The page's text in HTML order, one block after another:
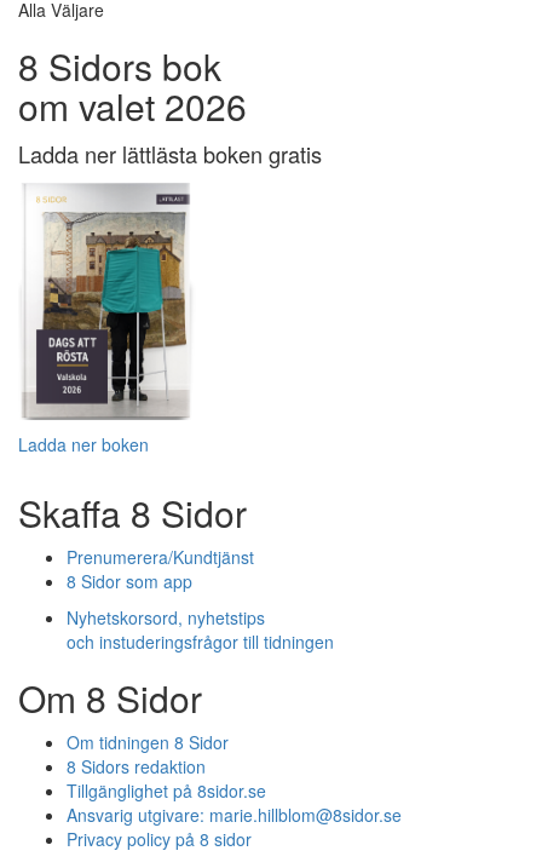
Alla Väljare
8 Sidors bok
om valet 2026
Ladda ner lättlästa boken gratis
Ladda ner boken
Skaffa 8 Sidor
Prenumerera/Kundtjänst
8 Sidor som app
Nyhetskorsord, nyhetstips
och instuderingsfrågor till tidningen
Om 8 Sidor
Om tidningen 8 Sidor
8 Sidors redaktion
Tillgänglighet på 8sidor.se
Ansvarig utgivare: marie.hillblom@8sidor.se
Privacy policy på 8 sidor